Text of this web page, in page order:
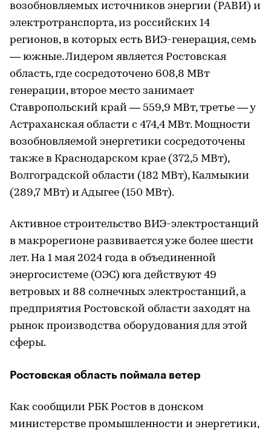
возобновляемых источников энергии (РАВИ) и
электротранспорта, из российских 14
регионов, в которых есть ВИЭ-генерация, семь
— южные. Лидером является Ростовская
область, где сосредоточено 608,8 МВт
генерации, второе место занимает
Ставропольский край — 559,9 МВт, третье — у
Астраханская области с 474,4 МВт. Мощности
возобновляемой энергетики сосредоточены
также в Краснодарском крае (372,5 МВт),
Волгоградской области (182 МВт), Калмыкии
(289,7 МВт) и Адыгее (150 МВт).
Активное строительство ВИЭ-электростанций
в макрорегионе развивается уже более шести
лет. На 1 мая 2024 года в объединенной
энергосистеме (ОЭС) юга действуют 49
ветровых и 88 солнечных электростанций, а
предприятия Ростовской области заходят на
рынок производства оборудования для этой
сферы.
Ростовская область поймала ветер
Как сообщили РБК Ростов в донском
министерстве промышленности и энергетики,